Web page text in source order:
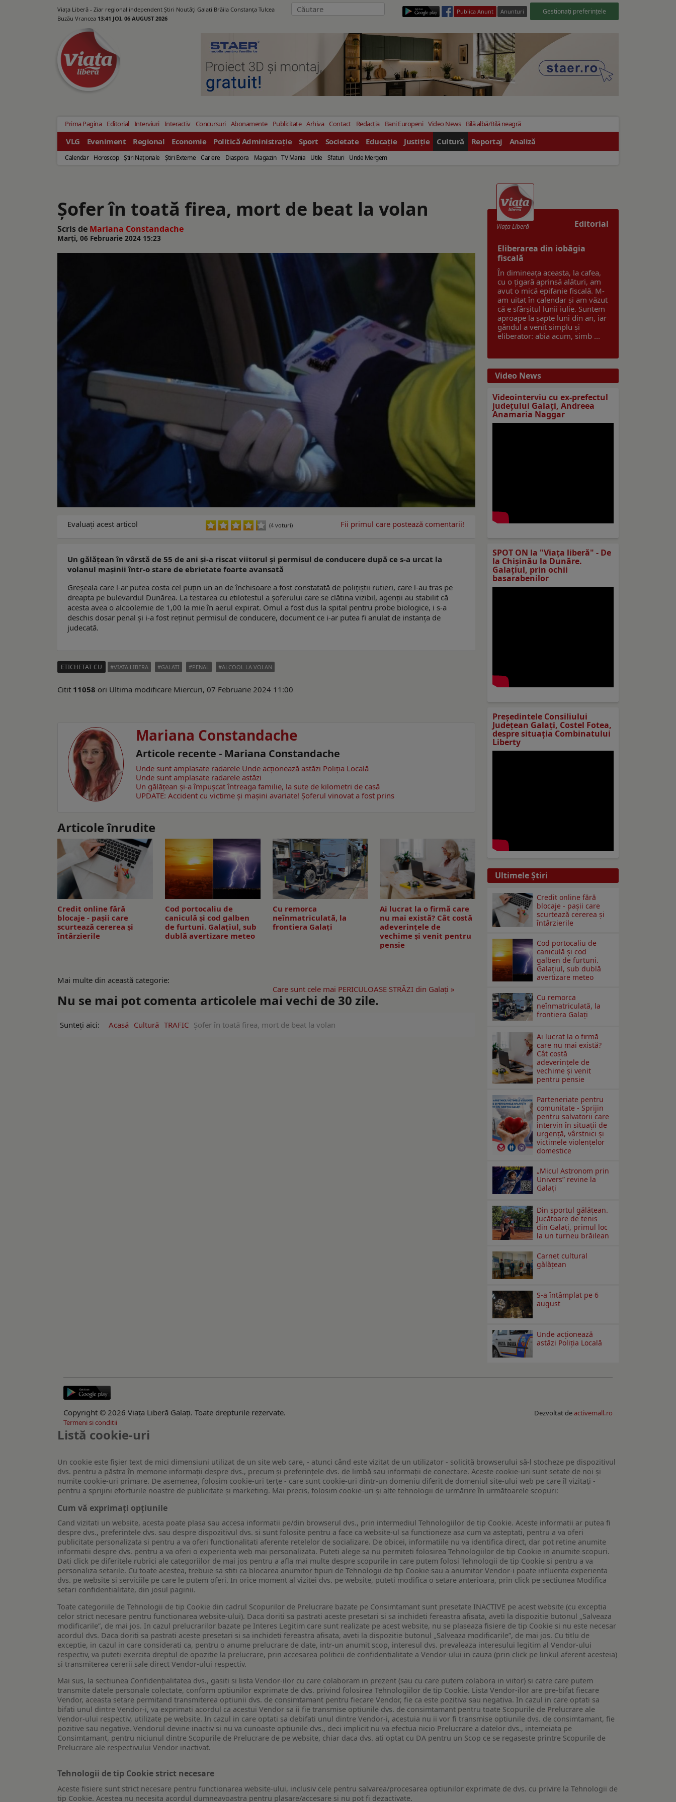
Viața Liberă - Ziar regional independent Știri Noutăți Galaţi Brăila Constanţa Tulcea
Buzău Vrancea 13:41 JOI, 06 AUGUST 2026
Publica Anunt Anunturi Gestionați preferințele
Prima Pagina Editorial Interviuri Interactiv Concursuri Abonamente Publicitate Arhiva Contact Redacția Bani Europeni Video News Bilă albă/Bilă neagră
VLG Eveniment Regional Economie Politică Administrație Sport Societate Educație Justiție Cultură Reportaj Analiză
Calendar Horoscop Ştiri Naţionale Ştiri Externe Cariere Diaspora Magazin TV Mania Utile Sfaturi Unde Mergem
Șofer în toată firea, mort de beat la volan
Scris de Mariana Constandache
Marți, 06 Februarie 2024 15:23
Evaluaţi acest articol (4 voturi) Fii primul care postează comentarii!
Un gălățean în vârstă de 55 de ani și-a riscat viitorul și permisul de conducere după ce s-a urcat la
volanul mașinii într-o stare de ebrietate foarte avansată
Greșeala care l-ar putea costa cel puțin un an de închisoare a fost constatată de polițiștii rutieri, care l-au tras pe
dreapta pe bulevardul Dunărea. La testarea cu etilotestul a șoferului care se clătina vizibil, agenții au stabilit că
acesta avea o alcoolemie de 1,00 la mie în aerul expirat. Omul a fost dus la spital pentru probe biologice, i s-a
deschis dosar penal și i-a fost reținut permisul de conducere, document ce i-ar putea fi anulat de instanța de
judecată.
ETICHETAT CU VIATA LIBERA GALATI PENAL ALCOOL LA VOLAN
Citit 11058 ori Ultima modificare Miercuri, 07 Februarie 2024 11:00
Mariana Constandache
Articole recente - Mariana Constandache
Unde sunt amplasate radarele Unde acționează astăzi Poliția Locală
Unde sunt amplasate radarele astăzi
Un gălăţean și-a împușcat întreaga familie, la sute de kilometri de casă
UPDATE: Accident cu victime și mașini avariate! Șoferul vinovat a fost prins
Articole înrudite
Credit online fără
blocaje - pașii care
scurtează cererea și
întârzierile
Cod portocaliu de
caniculă și cod galben
de furtuni. Galațiul, sub
dublă avertizare meteo
Cu remorca
neînmatriculată, la
frontiera Galați
Ai lucrat la o firmă care
nu mai există? Cât costă
adeverințele de
vechime și venit pentru
pensie
Mai multe din această categorie:
Care sunt cele mai PERICULOASE STRĂZI din Galaţi »
Nu se mai pot comenta articolele mai vechi de 30 zile.
Sunteți aici: Acasă Cultură TRAFIC Șofer în toată firea, mort de beat la volan
Editorial
Viaţa Liberă
Eliberarea din iobăgia
fiscală
În dimineața aceasta, la cafea,
cu o țigară aprinsă alături, am
avut o mică epifanie fiscală. M-
am uitat în calendar și am văzut
că e sfârșitul lunii iulie. Suntem
aproape la șapte luni din an, iar
gândul a venit simplu și
eliberator: abia acum, simb ...
Video News
Videointerviu cu ex-prefectul
judeţului Galaţi, Andreea
Anamaria Naggar
SPOT ON la "Viaţa liberă" - De
la Chișinău la Dunăre.
Galațiul, prin ochii
basarabenilor
Preşedintele Consiliului
Judeţean Galaţi, Costel Fotea,
despre situaţia Combinatului
Liberty
Ultimele Ştiri
Credit online fără
blocaje - pașii care
scurtează cererea și
întârzierile
Cod portocaliu de
caniculă și cod
galben de furtuni.
Galațiul, sub dublă
avertizare meteo
Cu remorca
neînmatriculată, la
frontiera Galați
Ai lucrat la o firmă
care nu mai există?
Cât costă
adeverințele de
vechime și venit
pentru pensie
Parteneriate pentru
comunitate - Sprijin
pentru salvatorii care
intervin în situații de
urgență, vârstnici și
victimele violențelor
domestice
„Micul Astronom prin
Univers” revine la
Galați
Din sportul gălățean.
Jucătoare de tenis
din Galați, primul loc
la un turneu brăilean
Carnet cultural
gălăţean
S-a întâmplat pe 6
august
Unde acționează
astăzi Poliția Locală
Copyright © 2026 Viaţa Liberă Galaţi. Toate drepturile rezervate. Dezvoltat deactivemall.ro
Termeni si conditii
Listă cookie-uri
Un cookie este fişier text de mici dimensiuni utilizat de un site web care, - atunci când este vizitat de un utilizator - solicită browserului să-l stocheze pe dispozitivul
dvs. pentru a păstra în memorie informații despre dvs., precum și preferințele dvs. de limbă sau informații de conectare. Aceste cookie-uri sunt setate de noi și
numite cookie-uri primare. De asemenea, folosim cookie-uri terțe - care sunt cookie-uri dintr-un domeniu diferit de domeniul site-ului web pe care îl vizitați -
pentru a sprijini eforturile noastre de publicitate și marketing. Mai precis, folosim cookie-uri și alte tehnologii de urmărire în următoarele scopuri:
Cum vă exprimați opțiunile
Cand vizitati un website, acesta poate plasa sau accesa informatii pe/din browserul dvs., prin intermediul Tehnologiilor de tip Cookie. Aceste informatii ar putea fi
despre dvs., preferintele dvs. sau despre dispozitivul dvs. si sunt folosite pentru a face ca website-ul sa functioneze asa cum va asteptati, pentru a va oferi
publicitate personalizata si pentru a va oferi functionalitati aferente retelelor de socializare. De obicei, informatiile nu va identifica direct, dar pot retine anumite
informatii despre dvs. pentru a va oferi o experienta web mai personalizata. Puteti alege sa nu permiteti folosirea Tehnologiilor de tip Cookie in anumite scopuri.
Dati click pe diferitele rubrici ale categoriilor de mai jos pentru a afla mai multe despre scopurile in care putem folosi Tehnologii de tip Cookie si pentru a va
personaliza setarile. Cu toate acestea, trebuie sa stiti ca blocarea anumitor tipuri de Tehnologii de tip Cookie sau a anumitor Vendor-i poate influenta experienta
dvs. pe website si serviciile pe care le putem oferi. In orice moment al vizitei dvs. pe website, puteti modifica o setare anterioara, prin click pe sectiunea Modifica
setari confidentialitate, din josul paginii.
Toate categoriile de Tehnologii de tip Cookie din cadrul Scopurilor de Prelucrare bazate pe Consimtamant sunt presetate INACTIVE pe acest website (cu exceptia
celor strict necesare pentru functionarea website-ului). Daca doriti sa pastrati aceste presetari si sa inchideti fereastra afisata, aveti la dispozitie butonul „Salveaza
modificarile”, de mai jos. In cazul prelucrarilor bazate pe Interes Legitim care sunt realizate pe acest website, nu se plaseaza fisiere de tip Cookie si nu este necesar
acordul dvs. Daca doriti sa pastrati aceste presetari si sa inchideti fereastra afisata, aveti la dispozitie butonul „Salveaza modificarile”, de mai jos. Cu titlu de
exceptie, in cazul in care considerati ca, pentru o anume prelucrare de date, intr-un anumit scop, interesul dvs. prevaleaza interesului legitim al Vendor-ului
respectiv, va puteti exercita dreptul de opozitie la prelucrare, prin accesarea politicii de confidentialitate a Vendor-ului in cauza (prin click pe linkul aferent acesteia)
si transmiterea cererii sale direct Vendor-ului respectiv.
Mai sus, la sectiunea Confidențialitatea dvs., gasiti si lista Vendor-ilor cu care colaboram in prezent (sau cu care putem colabora in viitor) si catre care putem
transmite datele personale colectate, conform optiunilor exprimate de dvs. privind folosirea Tehnologiilor de tip Cookie. Lista Vendor-ilor are pre-bifat fiecare
Vendor, aceasta setare permitand transmiterea optiunii dvs. de consimtamant pentru fiecare Vendor, fie ca este pozitiva sau negativa. In cazul in care optati sa
bifati unul dintre Vendor-i, va exprimati acordul ca acestui Vendor sa ii fie transmise optiunile dvs. de consimtamant pentru toate Scopurile de Prelucrare ale
Vendor-ului respectiv, utilizate pe website. In cazul in care optati sa debifati unul dintre Vendor-i, acestuia nu ii vor fi transmise optiunile dvs. de consimtamant, fie
pozitive sau negative. Vendorul devine inactiv si nu va cunoaste optiunile dvs., deci implicit nu va efectua nicio Prelucrare a datelor dvs., intemeiata pe
Consimtamant, pentru niciunul dintre Scopurile de Prelucrare de pe website, chiar daca dvs. ati optat cu DA pentru un Scop ce se regaseste printre Scopurile de
Prelucrare ale respectivului Vendor inactivat.
Tehnologii de tip Cookie strict necesare
Aceste fisiere sunt strict necesare pentru functionarea website-ului, inclusiv cele pentru salvarea/procesarea optiunilor exprimate de dvs. cu privire la Tehnologii de
tip Cookie. Acestea nu necesita acordul dumneavoastra pentru plasare/accesare si nu pot fi dezactivate.